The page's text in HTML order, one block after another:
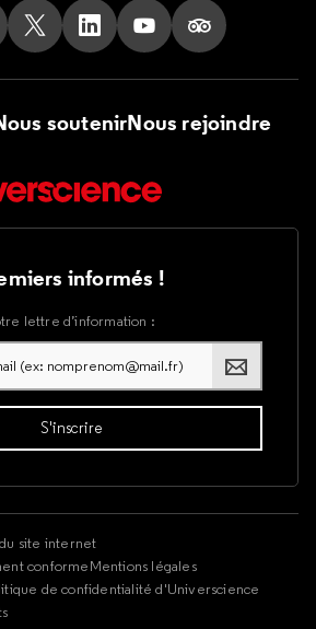
sur Facebook
nous sur Tik Tok
Suivez nous sur X
Suivez nous sur LinkedIn
Suivez nous sur
Suivez nous
soutenirNous rejoindre
informés !
lettre d’information :
site internet
conformeMentions légales
de confidentialité d'Universcience